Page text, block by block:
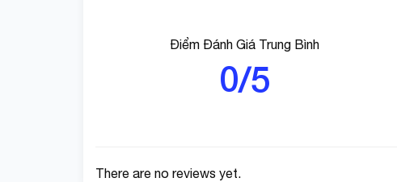
Điểm Đánh Giá Trung Bình
0/5
There are no reviews yet.